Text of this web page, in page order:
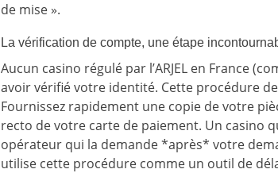
de mise ».
La vérification de compte, une étape
Aucun casino régulé par l’ARJEL en France
avoir vérifié votre identité. Cette procédure
Fournissez rapidement une copie de votre
recto de votre carte de paiement. Un casino
opérateur qui la demande *après* votre
utilise cette procédure comme un outil de